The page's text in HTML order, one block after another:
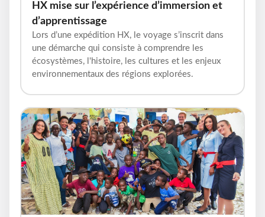
HX mise sur l’expérience d’immersion et
d’apprentissage
Lors d’une expédition HX, le voyage s’inscrit dans
une démarche qui consiste à comprendre les
écosystèmes, l'histoire, les cultures et les enjeux
environnementaux des régions explorées.